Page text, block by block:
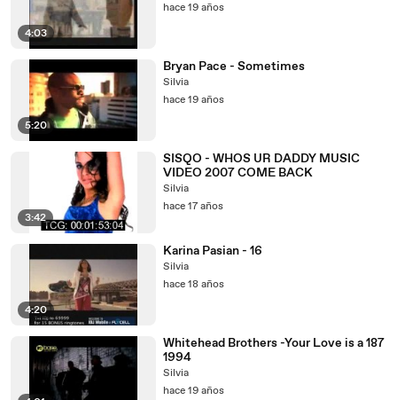
4:03
hace 19 años
5:20
Bryan Pace - Sometimes
Silvia
hace 19 años
3:42
SISQO - WHOS UR DADDY MUSIC
VIDEO 2007 COME BACK
Silvia
hace 17 años
4:20
Karina Pasian - 16
Silvia
hace 18 años
Whitehead Brothers -Your Love is a 187
1994
Silvia
hace 19 años